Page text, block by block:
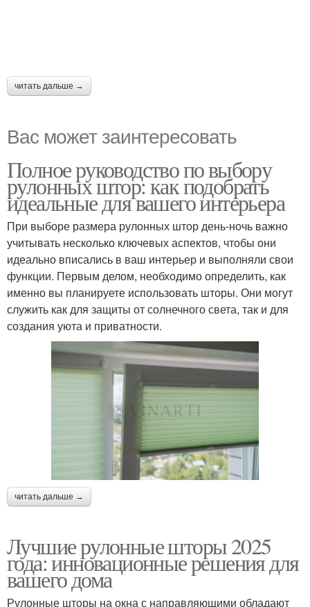
читать дальше →
Вас может заинтересовать
Полное руководство по выбору
рулонных штор: как подобрать
идеальные для вашего интерьера
При выборе размера рулонных штор день-ночь важно
учитывать несколько ключевых аспектов, чтобы они
идеально вписались в ваш интерьер и выполняли свои
функции. Первым делом, необходимо определить, как
именно вы планируете использовать шторы. Они могут
служить как для защиты от солнечного света, так и для
создания уюта и приватности.
читать дальше →
Лучшие рулонные шторы 2025
года: инновационные решения для
вашего дома
Рулонные шторы на окна с направляющими обладают